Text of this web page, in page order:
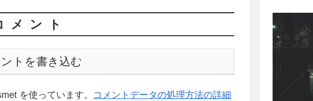
メント
トを書き込む
を使っています。 コメントデータの処理方法の詳細